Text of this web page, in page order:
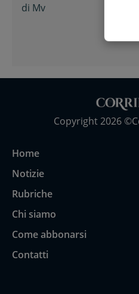
di Mv
Copyright 2026
Home
Notizie
Rubriche
Chi siamo
Come abbonarsi
Contatti